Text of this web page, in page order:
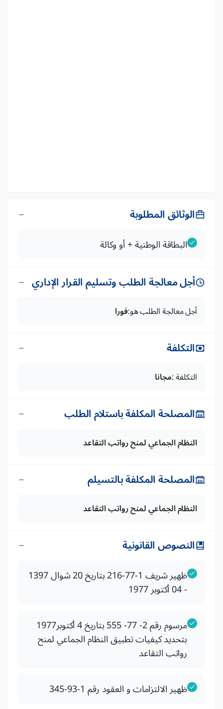
الوثائق المطلوبة
البطاقة الوطنية + أو وكالة
أجل معالجة الطلب وتسليم القرار الإداري
أجل معالجة الطلب هو:فورا
التكلفة
التكلفة :مجانا
المصلحة المكلفة باستلام الطلب
النظام الجماعي لمنح رواتب التقاعد
المصلحة المكلفة بالتسيلم
النظام الجماعي لمنح رواتب التقاعد
النصوص القانونية
ظهير شريف 1-77-216 بتاريخ 20 شوال 1397
- 04 أكتوبر 1977
مرسوم رقم 2- 77- 555 بتاريخ 4 أكتوبر1977
بتحديد كيفيات تطبيق النظام الجماعي لمنح
رواتب التقاعد
ظهير الالتزامات و العقود رقم 1-93-345